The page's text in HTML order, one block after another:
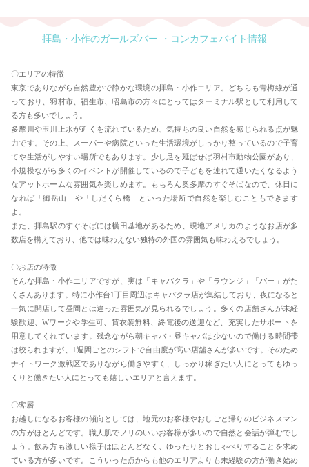
拝島・小作のガールズバー ・コンカフェバイト情報
〇エリアの特徴
東京でありながら自然豊かで静かな環境の拝島・小作エリア。どちらも青梅線が通
っており、羽村市、福生市、昭島市の方々にとってはターミナル駅として利用して
る方も多いでしょう。
多摩川や玉川上水が近くを流れているため、気持ちの良い自然を感じられる点が魅
力です。その上、スーパーや病院といった生活環境がしっかり整っているので子育
てや生活がしやすい場所でもあります。少し足を延ばせば羽村市動物公園があり、
小規模ながら多くのイベントが開催しているので子どもを連れて通いたくなるよう
なアットホームな雰囲気を楽しめます。もちろん奥多摩のすぐそばなので、休日に
なれば「御岳山」や「しだくら橋」といった場所で自然を楽しむこともできます
よ。
また、拝島駅のすぐそばには横田基地があるため、現地アメリカのようなお店が多
数店を構えており、他では味わえない独特の外国の雰囲気も味わえるでしょう。
〇お店の特徴
そんな拝島・小作エリアですが、実は「キャバクラ」や「ラウンジ」「バー」がた
くさんあります。特に小作台1丁目周辺はキャバクラ店が集結しており、夜になると
一気に開店して昼間とは違った雰囲気が見られるでしょう。多くの店舗さんが未経
験歓迎、Wワークや学生可、貸衣装無料、終電後の送迎など、充実したサポートを
用意してくれています。残念ながら朝キャバ・昼キャバは少ないので働ける時間帯
は絞られますが、1週間ごとのシフトで自由度が高い店舗さんが多いです。そのため
ナイトワーク激戦区でありながら働きやすく、しっかり稼ぎたい人にとってもゆっ
くりと働きたい人にとっても嬉しいエリアと言えます。
〇客層
お越しになるお客様の傾向としては、地元のお客様やおしごと帰りのビジネスマン
の方がほとんどです。職人肌でノリのいいお客様が多いので自然と会話が弾むでし
ょう。飲み方も激しい様子はほとんどなく、ゆったりとおしゃべりすることを求め
ている方が多いです。こういった点からも他のエリアよりも未経験の方が働き始め